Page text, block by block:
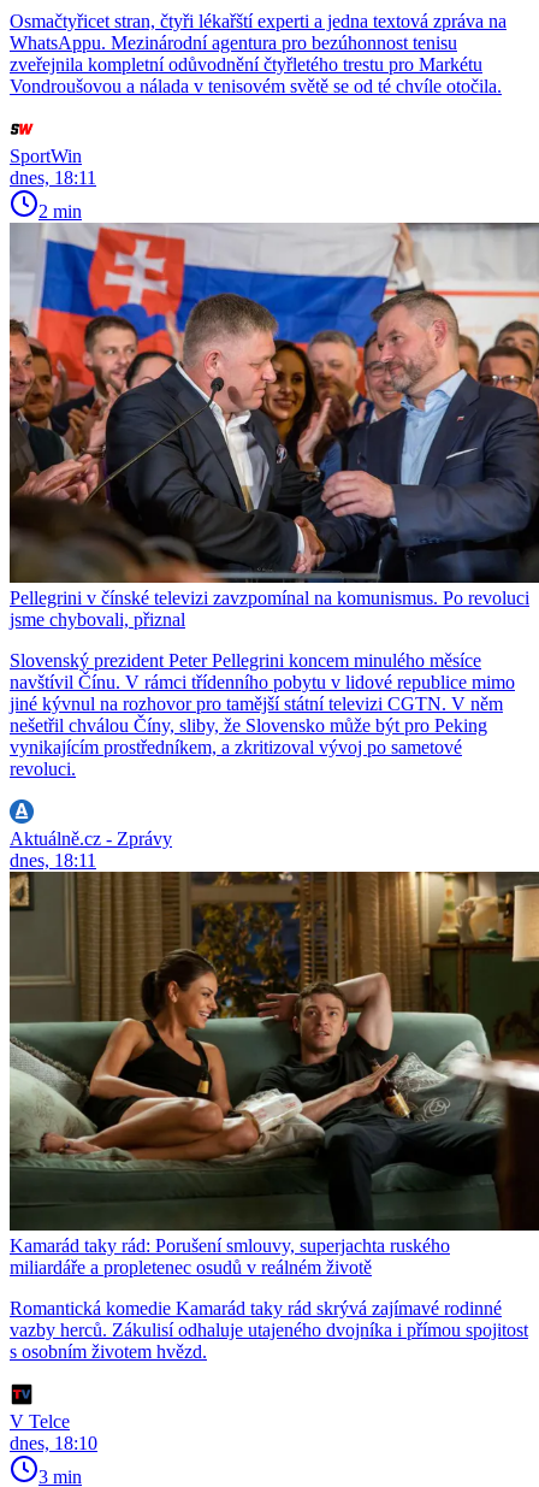
Osmačtyřicet stran, čtyři lékařští experti a jedna textová zpráva na
WhatsAppu. Mezinárodní agentura pro bezúhonnost tenisu
zveřejnila kompletní odůvodnění čtyřletého trestu pro Markétu
Vondroušovou a nálada v tenisovém světě se od té chvíle otočila.
SportWin
dnes, 18:11
2 min
Pellegrini v čínské televizi zavzpomínal na komunismus. Po revoluci
jsme chybovali, přiznal
Slovenský prezident Peter Pellegrini koncem minulého měsíce
navštívil Čínu. V rámci třídenního pobytu v lidové republice mimo
jiné kývnul na rozhovor pro tamější státní televizi CGTN. V něm
nešetřil chválou Číny, sliby, že Slovensko může být pro Peking
vynikajícím prostředníkem, a zkritizoval vývoj po sametové
revoluci.
Aktuálně.cz - Zprávy
dnes, 18:11
Kamarád taky rád: Porušení smlouvy, superjachta ruského
miliardáře a propletenec osudů v reálném životě
Romantická komedie Kamarád taky rád skrývá zajímavé rodinné
vazby herců. Zákulisí odhaluje utajeného dvojníka i přímou spojitost
s osobním životem hvězd.
V Telce
dnes, 18:10
3 min